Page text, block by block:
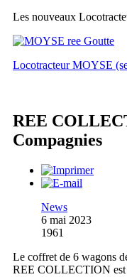
Les nouveaux
Locotracteur MOYSE
REE
Compagnies
News
6 mai 2023
1961
Le coffret de 6 wagons
REE COLLECTION est